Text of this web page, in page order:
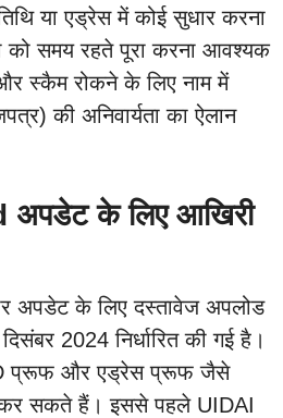
या एड्रेस में कोई सुधार करना
को समय रहते पूरा करना आवश्यक
स्कैम रोकने के लिए नाम में
की अनिवार्यता का ऐलान
के लिए आखिरी
अपडेट के लिए दस्तावेज अपलोड
2024 निर्धारित की गई है।
प्रूफ और एड्रेस प्रूफ जैसे
सकते हैं। इससे पहले UIDAI